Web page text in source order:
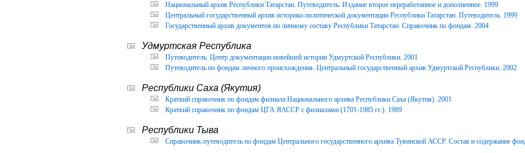
Национальный архив Республики Татарстан. Путеводитель. Издание второе переработанное и дополненное. 1999
Центральный государственный архив историко-политической документации Республики Татарстан. Путеводитель. 1999
Государственный архив документов по личному составу Республики Татарстан. Справочник по фондам. 2004
Удмуртская Республика
Путеводитель. Центр документации новейшей истории Удмуртской Республики. 2001
Путеводитель по фондам личного происхождения. Центральный государственный архив Удмуртской Республики. 2002
Республики Саха (Якутия)
Краткий справочник по фондам филиала Национального архива Республики Саха (Якутия). 2001
Краткий справочник по фондам ЦГА ЯАССР с филиалами (1701-1985 гг.). 1989
Республики Тыва
Справочник-путеводитель по фондам Центрального государственного архива Тувинской АССР. Состав и содержание